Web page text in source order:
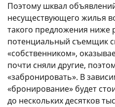
Поэтому шквал
несуществующего жилья
такого предложения ниже
потенциальный съемщик
«собственником»,
почти сняли другие,
«забронировать». В
«бронирование» будет
до нескольких десятков